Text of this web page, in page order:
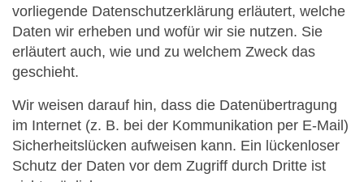
vorliegende Datenschutzerklärung erläutert, welche
Daten wir erheben und wofür wir sie nutzen. Sie
erläutert auch, wie und zu welchem Zweck das
geschieht.
Wir weisen darauf hin, dass die Datenübertragung
im Internet (z. B. bei der Kommunikation per E-Mail)
Sicherheitslücken aufweisen kann. Ein lückenloser
Schutz der Daten vor dem Zugriff durch Dritte ist